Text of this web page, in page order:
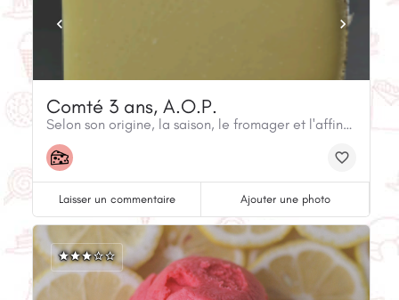
Comté 3 ans, A.O.P.
Selon son origine, la saison, le fromager et l'affinage, chaque meule de Comté se distinguera par son unicité.
Laisser un commentaire Ajouter une photo